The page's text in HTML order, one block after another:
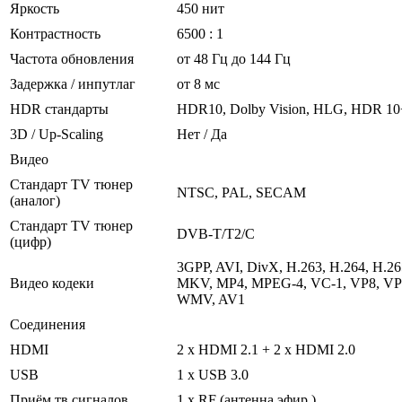
Яркость
450 нит
Контрастность
6500 : 1
Частота обновления
от 48 Гц до 144 Гц
Задержка / инпутлаг
от 8 мс
HDR стандарты
HDR10, Dolby Vision, HLG, HDR
3D / Up-Scaling
Нет / Да
Видео
Стандарт TV тюнер
(аналог)
NTSC, PAL, SECAM
Стандарт TV тюнер
(цифр)
DVB-T/T2/C
Видео кодеки
3GPP, AVI, DivX, H.263, H.264,
MKV, MP4, MPEG-4, VC-1, VP8,
WMV, AV1
Соединения
HDMI
2 х HDMI 2.1 + 2 х HDMI 2.0
USB
1 х USB 3.0